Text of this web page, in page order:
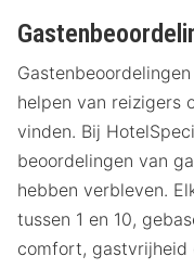
helpen van reizigers
vinden. Bij
beoordelingen van
hebben verbleven.
tussen 1 en 10,
comfort, gastvrijheid